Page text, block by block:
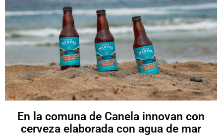
En la comuna de Canela innovan con
cerveza elaborada con agua de mar